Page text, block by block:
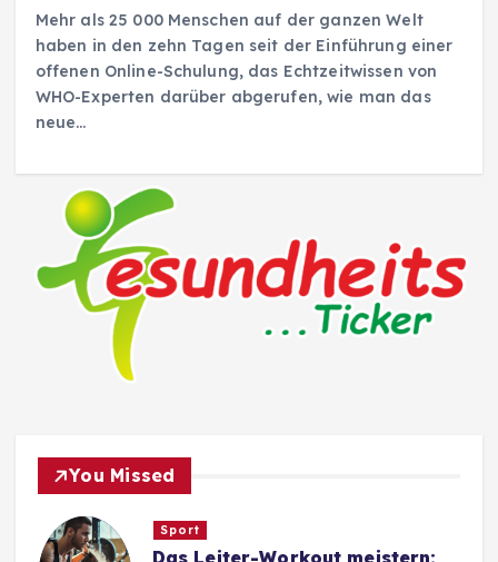
Mehr als 25 000 Menschen auf der ganzen Welt
haben in den zehn Tagen seit der Einführung einer
offenen Online-Schulung, das Echtzeitwissen von
WHO-Experten darüber abgerufen, wie man das
neue…
You Missed
Sport
Das Leiter-Workout meistern: